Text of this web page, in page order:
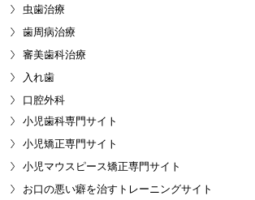
虫歯治療
歯周病治療
審美歯科治療
入れ歯
口腔外科
小児歯科専門サイト
小児矯正専門サイト
小児マウスピース矯正専門サイト
お口の悪い癖を治すトレーニングサイト